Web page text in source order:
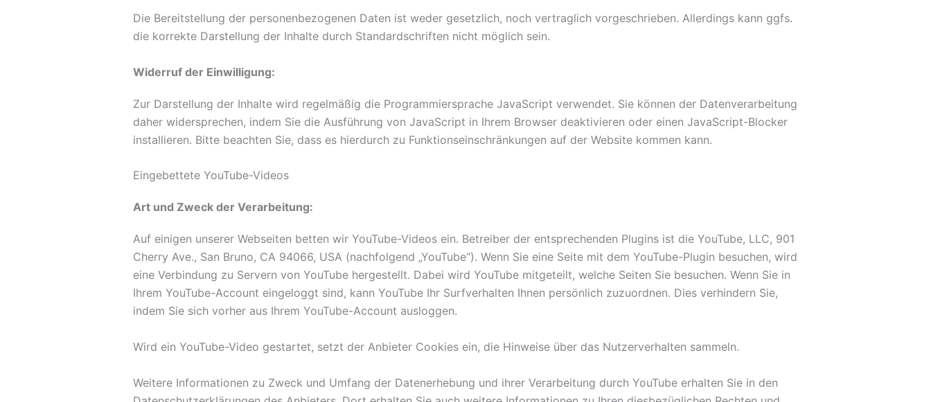
Die Bereitstellung der personenbezogenen Daten ist weder gesetzlich, noch vertraglich vorgeschrieben. Allerdings kann ggfs.
die korrekte Darstellung der Inhalte durch Standardschriften nicht möglich sein.
Widerruf der Einwilligung:
Zur Darstellung der Inhalte wird regelmäßig die Programmiersprache JavaScript verwendet. Sie können der Datenverarbeitung
daher widersprechen, indem Sie die Ausführung von JavaScript in Ihrem Browser deaktivieren oder einen JavaScript-Blocker
installieren. Bitte beachten Sie, dass es hierdurch zu Funktionseinschränkungen auf der Website kommen kann.
Eingebettete YouTube-Videos
Art und Zweck der Verarbeitung:
Auf einigen unserer Webseiten betten wir YouTube-Videos ein. Betreiber der entsprechenden Plugins ist die YouTube, LLC, 901
Cherry Ave., San Bruno, CA 94066, USA (nachfolgend „YouTube“). Wenn Sie eine Seite mit dem YouTube-Plugin besuchen, wird
eine Verbindung zu Servern von YouTube hergestellt. Dabei wird YouTube mitgeteilt, welche Seiten Sie besuchen. Wenn Sie in
Ihrem YouTube-Account eingeloggt sind, kann YouTube Ihr Surfverhalten Ihnen persönlich zuzuordnen. Dies verhindern Sie,
indem Sie sich vorher aus Ihrem YouTube-Account ausloggen.
Wird ein YouTube-Video gestartet, setzt der Anbieter Cookies ein, die Hinweise über das Nutzerverhalten sammeln.
Weitere Informationen zu Zweck und Umfang der Datenerhebung und ihrer Verarbeitung durch YouTube erhalten Sie in den